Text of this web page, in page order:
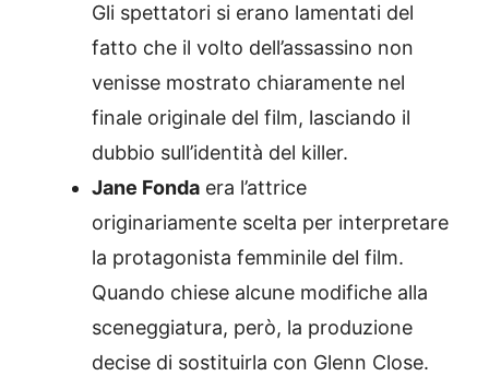
Gli spettatori si erano lamentati del
fatto che il volto dell’assassino non
venisse mostrato chiaramente nel
finale originale del film, lasciando il
dubbio sull’identità del killer.
Jane Fonda era l’attrice
originariamente scelta per interpretare
la protagonista femminile del film.
Quando chiese alcune modifiche alla
sceneggiatura, però, la produzione
decise di sostituirla con Glenn Close.